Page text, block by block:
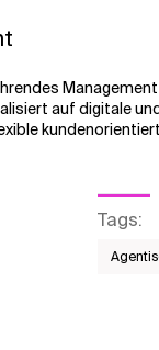
auf digitale
Tags: